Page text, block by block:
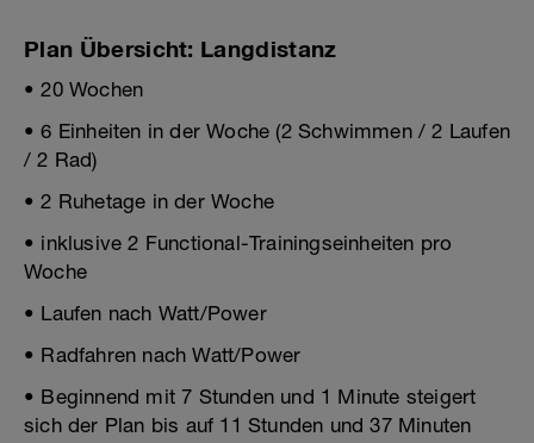
Plan Übersicht: Langdistanz
• 20 Wochen
• 6 Einheiten in der Woche (2 Schwimmen / 2 Laufen
/ 2 Rad)
• 2 Ruhetage in der Woche
• inklusive 2 Functional-Trainingseinheiten pro
Woche
• Laufen nach Watt/Power
• Radfahren nach Watt/Power
• Beginnend mit 7 Stunden und 1 Minute steigert
sich der Plan bis auf 11 Stunden und 37 Minuten